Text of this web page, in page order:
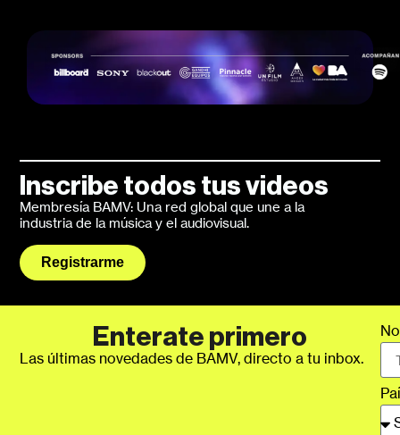
Inscribe todos tus videos
Membresía BAMV: Una red global que une a la
industria de la música y el audiovisual.
Registrarme
Enterate primero
Las últimas novedades de BAMV, directo a tu inbox.